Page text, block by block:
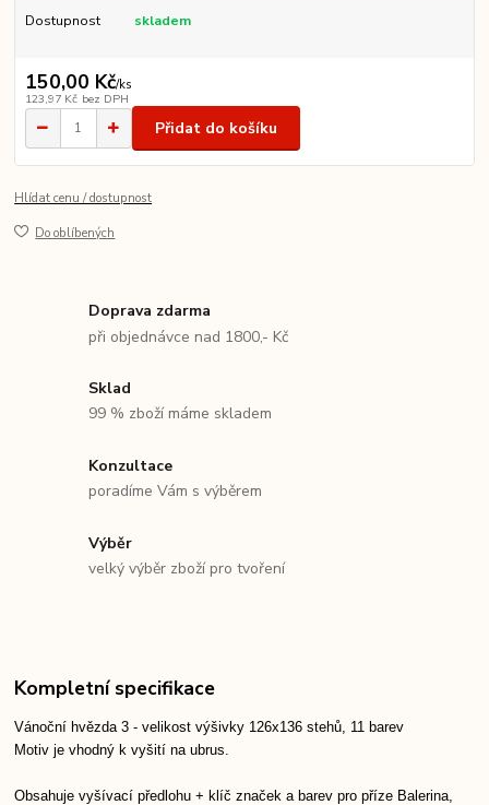
Dostupnost skladem
150,00 Kč/ks
123,97 Kč bez DPH
Přidat do košíku
Hlídat cenu / dostupnost
Do oblíbených
Doprava zdarma
při objednávce nad 1800,- Kč
Sklad
99 % zboží máme skladem
Konzultace
poradíme Vám s výběrem
Výběr
velký výběr zboží pro tvoření
Kompletní specifikace
Vánoční hvězda 3 - velikost výšivky 126x136 stehů, 11 barev
Motiv je vhodný k vyšití na ubrus.
Obsahuje vyšívací předlohu + klíč značek a barev pro příze Balerina,